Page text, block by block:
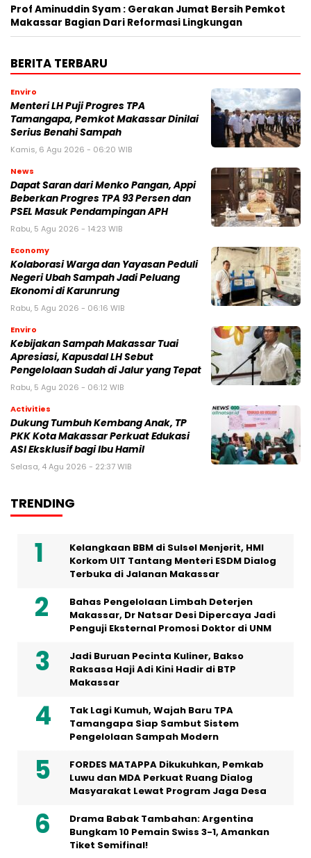
Prof Aminuddin Syam : Gerakan Jumat Bersih Pemkot
Makassar Bagian Dari Reformasi Lingkungan
BERITA TERBARU
Enviro
Menteri LH Puji Progres TPA
Tamangapa, Pemkot Makassar Dinilai
Serius Benahi Sampah
Kamis, 6 Agu 2026 - 06:20 WIB
News
Dapat Saran dari Menko Pangan, Appi
Beberkan Progres TPA 93 Persen dan
PSEL Masuk Pendampingan APH
Rabu, 5 Agu 2026 - 14:23 WIB
Economy
Kolaborasi Warga dan Yayasan Peduli
Negeri Ubah Sampah Jadi Peluang
Ekonomi di Karunrung
Rabu, 5 Agu 2026 - 06:16 WIB
Enviro
Kebijakan Sampah Makassar Tuai
Apresiasi, Kapusdal LH Sebut
Pengelolaan Sudah di Jalur yang Tepat
Rabu, 5 Agu 2026 - 06:12 WIB
Activities
Dukung Tumbuh Kembang Anak, TP
PKK Kota Makassar Perkuat Edukasi
ASI Eksklusif bagi Ibu Hamil
Selasa, 4 Agu 2026 - 22:37 WIB
TRENDING
Kelangkaan BBM di Sulsel Menjerit, HMI
Korkom UIT Tantang Menteri ESDM Dialog
Terbuka di Jalanan Makassar
Bahas Pengelolaan Limbah Deterjen
Makassar, Dr Natsar Desi Dipercaya Jadi
Penguji Eksternal Promosi Doktor di UNM
Jadi Buruan Pecinta Kuliner, Bakso
Raksasa Haji Adi Kini Hadir di BTP
Makassar
Tak Lagi Kumuh, Wajah Baru TPA
Tamangapa Siap Sambut Sistem
Pengelolaan Sampah Modern
FORDES MATAPPA Dikukuhkan, Pemkab
Luwu dan MDA Perkuat Ruang Dialog
Masyarakat Lewat Program Jaga Desa
Drama Babak Tambahan: Argentina
Bungkam 10 Pemain Swiss 3-1, Amankan
Tiket Semifinal!